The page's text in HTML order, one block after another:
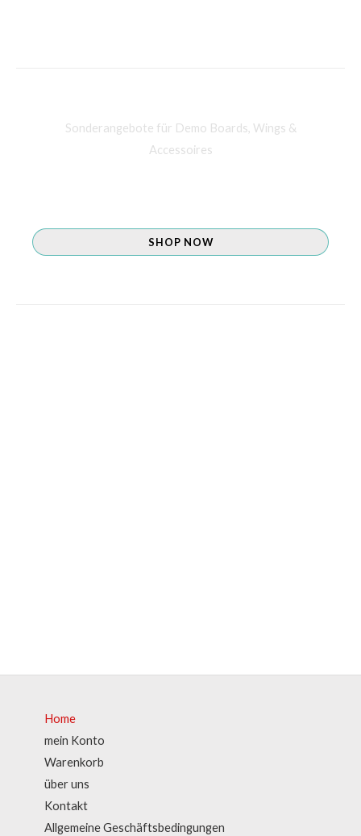
Sonderangebote für Demo Boards, Wings &
Accessoires
SHOP NOW
Home
mein Konto
Warenkorb
über uns
Kontakt
Allgemeine Geschäftsbedingungen